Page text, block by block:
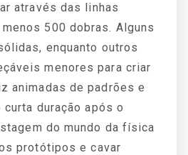
através das linhas
500 dobras. Alguns
enquanto outros
​​menores para criar
animadas de padrões e
duração após o
do mundo da física
protótipos e cavar